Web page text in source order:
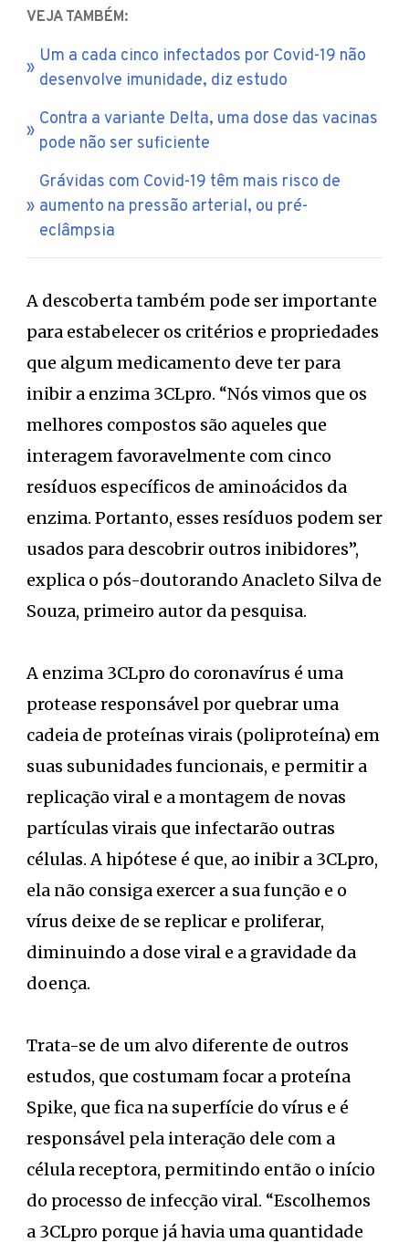
VEJA TAMBÉM:
Um a cada cinco infectados por Covid-19 não
desenvolve imunidade, diz estudo
Contra a variante Delta, uma dose das vacinas
pode não ser suficiente
Grávidas com Covid-19 têm mais risco de
aumento na pressão arterial, ou pré-
eclâmpsia
A descoberta também pode ser importante
para estabelecer os critérios e propriedades
que algum medicamento deve ter para
inibir a enzima 3CLpro. “Nós vimos que os
melhores compostos são aqueles que
interagem favoravelmente com cinco
resíduos específicos de aminoácidos da
enzima. Portanto, esses resíduos podem ser
usados para descobrir outros inibidores”,
explica o pós-doutorando Anacleto Silva de
Souza, primeiro autor da pesquisa.
A enzima 3CLpro do coronavírus é uma
protease responsável por quebrar uma
cadeia de proteínas virais (poliproteína) em
suas subunidades funcionais, e permitir a
replicação viral e a montagem de novas
partículas virais que infectarão outras
células. A hipótese é que, ao inibir a 3CLpro,
ela não consiga exercer a sua função e o
vírus deixe de se replicar e proliferar,
diminuindo a dose viral e a gravidade da
doença.
Trata-se de um alvo diferente de outros
estudos, que costumam focar a proteína
Spike, que fica na superfície do vírus e é
responsável pela interação dele com a
célula receptora, permitindo então o início
do processo de infecção viral. “Escolhemos
a 3CLpro porque já havia uma quantidade